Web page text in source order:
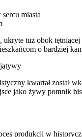
miasta
ukryte tuż obok
o bardziej
kwartał został
jako żywy pomnik
produkcji w